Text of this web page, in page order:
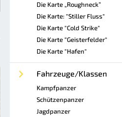
Die Karte „Roughneck”
Die Karte: "Stiller Fluss"
Die Karte "Cold Strike"
Die Karte “Geisterfelder"
Die Karte "Hafen"
Fahrzeuge/Klassen
Kampfpanzer
Schützenpanzer
Jagdpanzer